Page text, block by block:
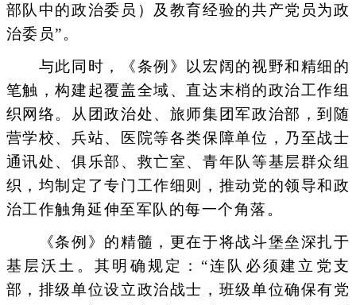
部队中的政治委员）及教育经验的共产党员为政
治委员”。
与此同时，《条例》以宏阔的视野和精细的
笔触，构建起覆盖全域、直达末梢的政治工作组
织网络。从团政治处、旅师集团军政治部，到随
营学校、兵站、医院等各类保障单位，乃至战士
通讯处、俱乐部、救亡室、青年队等基层群众组
织，均制定了专门工作细则，推动党的领导和政
治工作触角延伸至军队的每一个角落。
《条例》的精髓，更在于将战斗堡垒深扎于
基层沃土。其明确规定：“连队必须建立党支
部，排级单位设立政治战士，班级单位确保有党